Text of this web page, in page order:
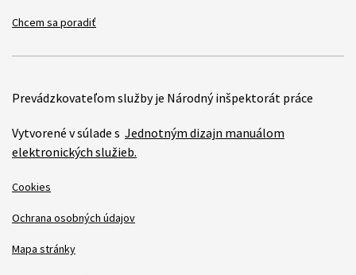
Chcem sa poradiť
Prevádzkovateľom služby je Národný inšpektorát práce
Vytvorené v súlade s Jednotným dizajn manuálom
elektronických služieb.
Cookies
Ochrana osobných údajov
Mapa stránky